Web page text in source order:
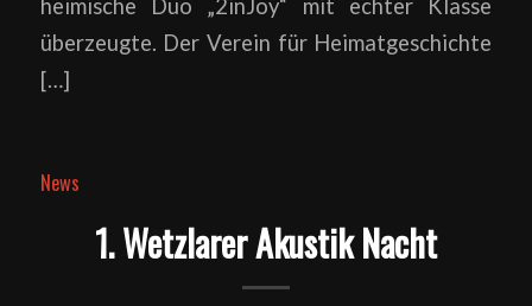
heimische Duo „2inJoy“ mit echter Klasse
überzeugte. Der Verein für Heimatgeschichte
[…]
News
1. Wetzlarer Akustik Nacht